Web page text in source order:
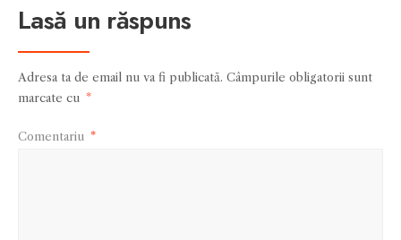
Lasă un răspuns
Adresa ta de email nu va fi publicată. Câmpurile obligatorii sunt
marcate cu *
Comentariu *